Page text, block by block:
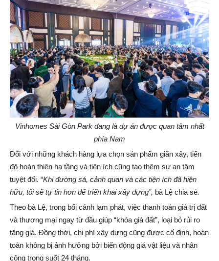
Vinhomes Sài Gòn Park đang là dự án được quan tâm nhất
phía Nam
Đối với những khách hàng lựa chọn sản phẩm giãn xây, tiến
độ hoàn thiện hạ tầng và tiện ích cũng tạo thêm sự an tâm
tuyệt đối. “Khi đường sá, cảnh quan và các tiện ích đã hiện
hữu, tôi sẽ tự tin hơn để triển khai xây dựng”, bà Lệ chia sẻ.
Theo bà Lệ, trong bối cảnh lạm phát, việc thanh toán giá trị đất
và thương mại ngay từ đầu giúp “khóa giá đất”, loại bỏ rủi ro
tăng giá. Đồng thời, chi phí xây dựng cũng được cố định, hoàn
toàn không bị ảnh hưởng bởi biến động giá vật liệu và nhân
công trong suốt 24 tháng.